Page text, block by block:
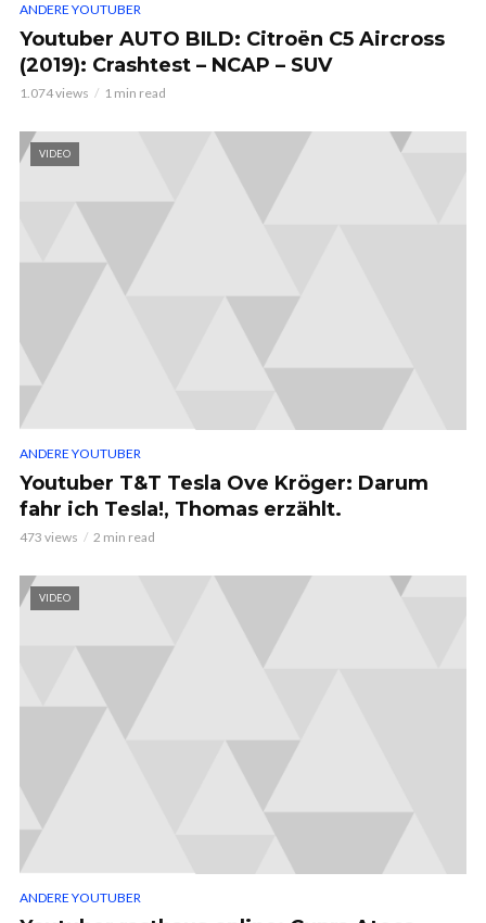
ANDERE YOUTUBER
Youtuber AUTO BILD: Citroën C5 Aircross
(2019): Crashtest – NCAP – SUV
1.074 views 1 min read
VIDEO
ANDERE YOUTUBER
Youtuber T&T Tesla Ove Kröger: Darum
fahr ich Tesla!, Thomas erzählt.
473 views 2 min read
VIDEO
ANDERE YOUTUBER